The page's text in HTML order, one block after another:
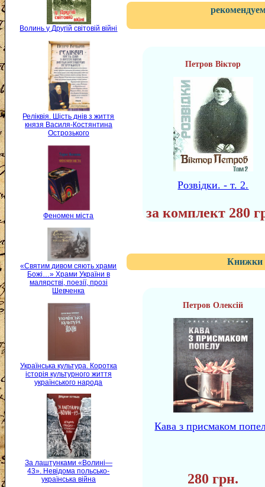
Волинь у Другій світовій війні
Реліквія. Шість днів з життя
князя Василя-Костянтина
Острозького
Феномен міста
«Святим дивом сяють храми
Божі…» Храми України в
малярстві, поезії, прозі
Шевченка
Українська культура. Коротка
історія культурного життя
українського народа
За лаштунками «Волині—
43». Невідома польсько-
українська війна
Петров Віктор
Розвідки. - т. 2.
за комплект 280
Книжки
Петров Олексій
Кава з присмаком
280 грн.